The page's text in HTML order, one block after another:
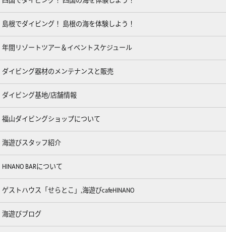
島根でダイビング！ 島根の海を体験しよう！
年間リゾートツアー＆イベントスケジュール
ダイビング器材のメンテナンスと販売
ダイビング基地/店舗情報
福山ダイビングショップについて
海遊びスタッフ紹介
HINANO BARについて
ゲストハウス「せらとこ」,海遊びcafeHINANO
海遊びブログ